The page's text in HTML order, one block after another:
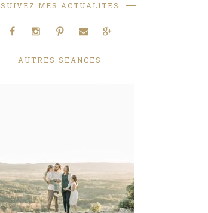
SUIVEZ MES ACTUALITES
AUTRES SEANCES